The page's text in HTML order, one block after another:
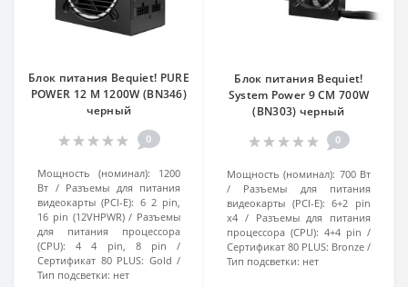
Блок питания Bequiet! PURE
POWER 12 M 1200W (BN346)
черный
0
Мощность (номинал):
1200
Вт
Разъемы для питания
видеокарты (PCI-E): 6 2 pin,
16 pin (12VHPWR)
Разъемы
для питания процессора
(CPU):
4 4 pin, 8 pin
Сертификат 80 PLUS: Gold
Тип подсветки: нет
Блок питания Bequiet!
System Power 9 CM 700W
(BN303) черный
0
Мощность (номинал): 700 Вт
Разъемы для питания
видеокарты (PCI-E): 6+2 pin
x4
Разъемы для питания
процессора (CPU): 4+4 pin
Сертификат 80 PLUS: Bronze
Тип подсветки: нет